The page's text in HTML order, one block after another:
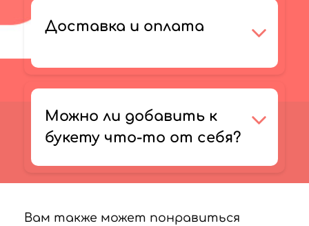
Доставка и оплата
Можно ли добавить к
букету что-то от себя?
Вам также может понравиться